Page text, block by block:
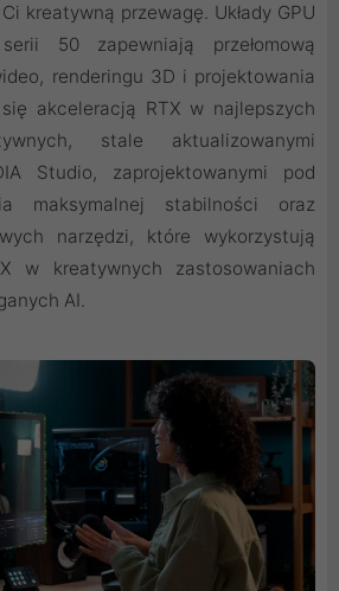
kreatywną przewagę. Układy GPU
50 zapewniają przełomową
renderingu 3D i projektowania
akceleracją RTX w najlepszych
stale aktualizowanymi
Studio, zaprojektowanymi pod
maksymalnej stabilności oraz
narzędzi, które wykorzystują
w kreatywnych zastosowaniach
AI.